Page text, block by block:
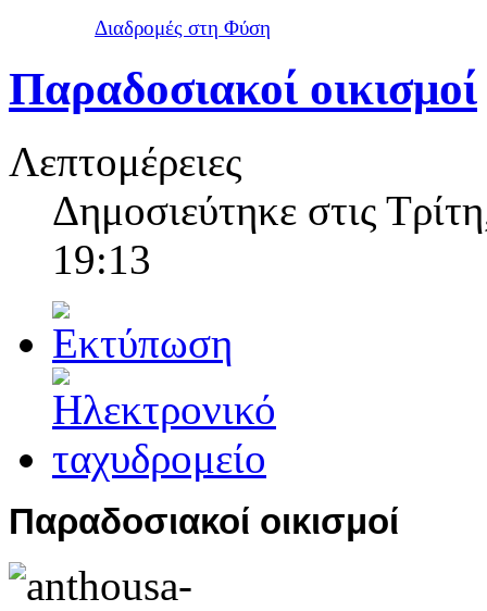
Διαδρομές στη Φύση
Παραδοσιακοί οικισμοί
Λεπτομέρειες
Δημοσιεύτηκε στις
19:13
Παραδοσιακοί οικισμοί